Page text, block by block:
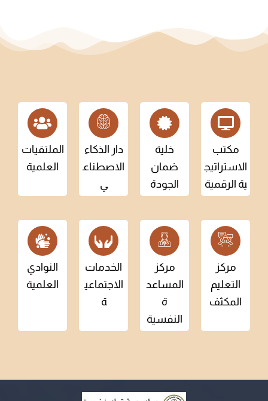
مكتب
الاستراتيج
ية الرقمية
خلية
ضمان
الجودة
دار الذكاء
الاصطناع
ي
الملتقيات
العلمية
مركز
التعليم
المكثف
مركز
المساعد
ة
النفسية
الخدمات
الاجتماعي
ة
النوادي
العلمية